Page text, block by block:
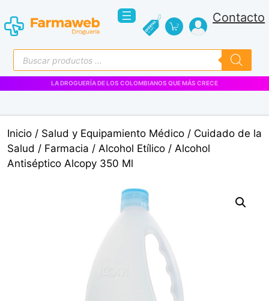
al
contenido
Contacto
Búsqueda
de
productos
LA DROGUERÍA DE LOS COLOMBIANOS QUE MÁS CRECE
Inicio / Salud y Equipamiento Médico / Cuidado de la
Salud / Farmacia / Alcohol Etílico / Alcohol
Antiséptico Alcopy 350 Ml